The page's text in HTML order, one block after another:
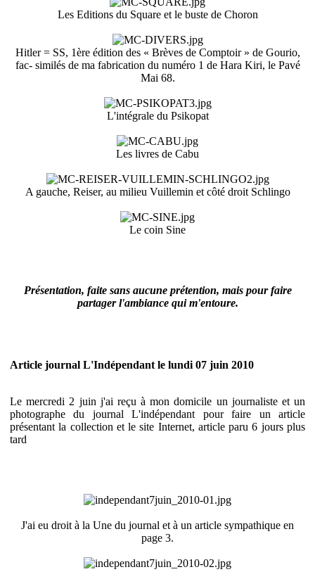
Les Editions du Square et le buste de Choron
Hitler = SS, 1ère édition des « Brèves de Comptoir » de Gourio,
fac- similés de ma fabrication du numéro 1 de Hara Kiri, le Pavé
Mai 68.
L'intégrale du Psikopat
Les livres de Cabu
A gauche, Reiser, au milieu Vuillemin et côté droit Schlingo
Le coin Sine
Présentation, faite sans aucune prétention, mais pour faire
partager l'ambiance qui m'entoure.
Article journal L'Indépendant le lundi 07 juin 2010
Le mercredi 2 juin j'ai reçu à mon domicile un journaliste et un
photographe du journal L'indépendant pour faire un article
présentant la collection et le site Internet, article paru 6 jours plus
tard
J'ai eu droit à la Une du journal et à un article sympathique en
page 3.